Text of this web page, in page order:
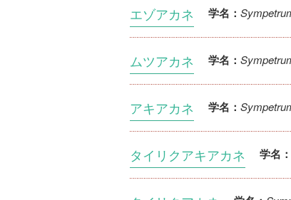
エゾアカネ 学名：
ムツアカネ 学名：
アキアカネ 学名：
タイリクアキアカネ 学名：